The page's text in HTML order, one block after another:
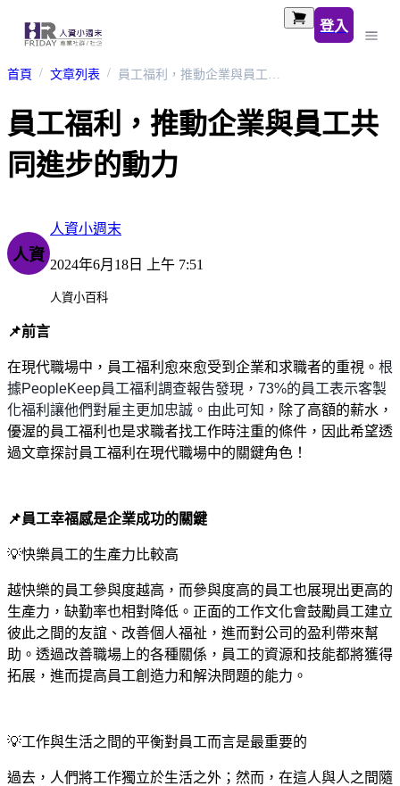
登入
首頁 文章列表 員工福利，推動企業與員工共同進步的動力
員工福利，推動企業與員工共
同進步的動力
人資
人資小週末
2024年6月18日 上午 7:51
人資小百科
📌前言
在現代職場中，員工福利愈來愈受到企業和求職者的重視。 根
據PeopleKeep員工福利調查報告發現， 73%的員工表示客製
化福利讓他們對雇主更加忠誠。由此可知， 除了高額的薪水，
優渥的員工福利也是求職者找工作時注重的條件，因此希望透
過文章探討員工福利在現代職場中的關鍵角色！
📌員工幸福感是企業成功的關鍵
💡快樂員工的生產力比較高
越快樂的員工參與度越高，而參與度高的員工也展現出更高的
生產力，缺勤率也相對降低。正面的工作文化會鼓勵員工建立
彼此之間的友誼、改善個人福祉，進而對公司的盈利帶來幫
助。透過改善職場上的各種關係，員工的資源和技能都將獲得
拓展，進而提高員工創造力和解決問題的能力。
💡工作與生活之間的平衡對員工而言是最重要的
過去，人們將工作獨立於生活之外；然而，在這人與人之間隨